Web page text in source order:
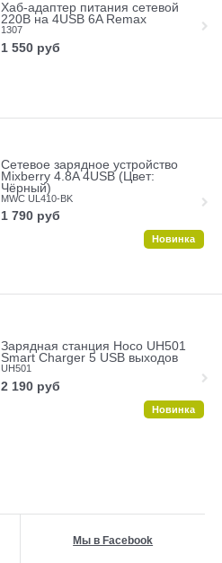
Хаб-адаптер питания сетевой
220В на 4USB 6A Remax
1307
1 550 руб
Сетевое зарядное устройство
Mixberry 4.8A 4USB (Цвет:
Чёрный)
MWC UL410-BK
1 790 руб
Новинка
Зарядная станция Hoco UH501
Smart Charger 5 USB выходов
UH501
2 190 руб
Новинка
Мы в Facebook